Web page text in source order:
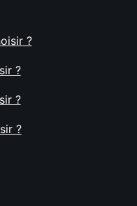
?
?
?
?